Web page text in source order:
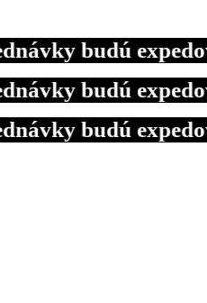
expedované
expedované
expedované